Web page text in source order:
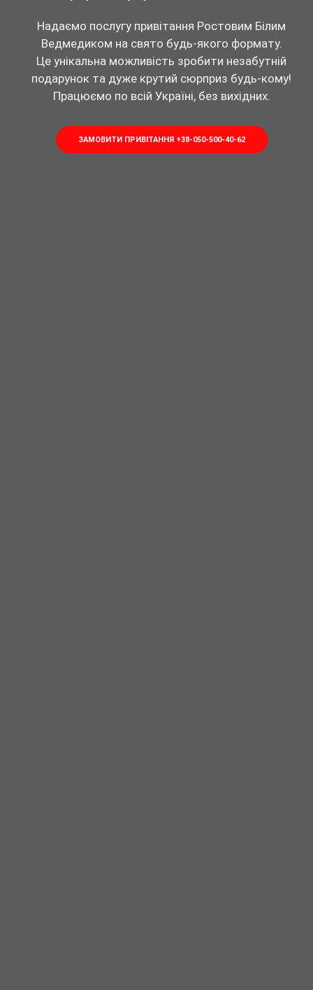
Надаємо послугу привітання Ростовим Білим
Ведмедиком на свято будь-якого формату.
Це унікальна можливість зробити незабутній
подарунок та дуже крутий сюрприз будь-кому!
Працюємо по всій Україні, без вихідних.
ЗАМОВИТИ ПРИВІТАННЯ +38-050-500-40-62